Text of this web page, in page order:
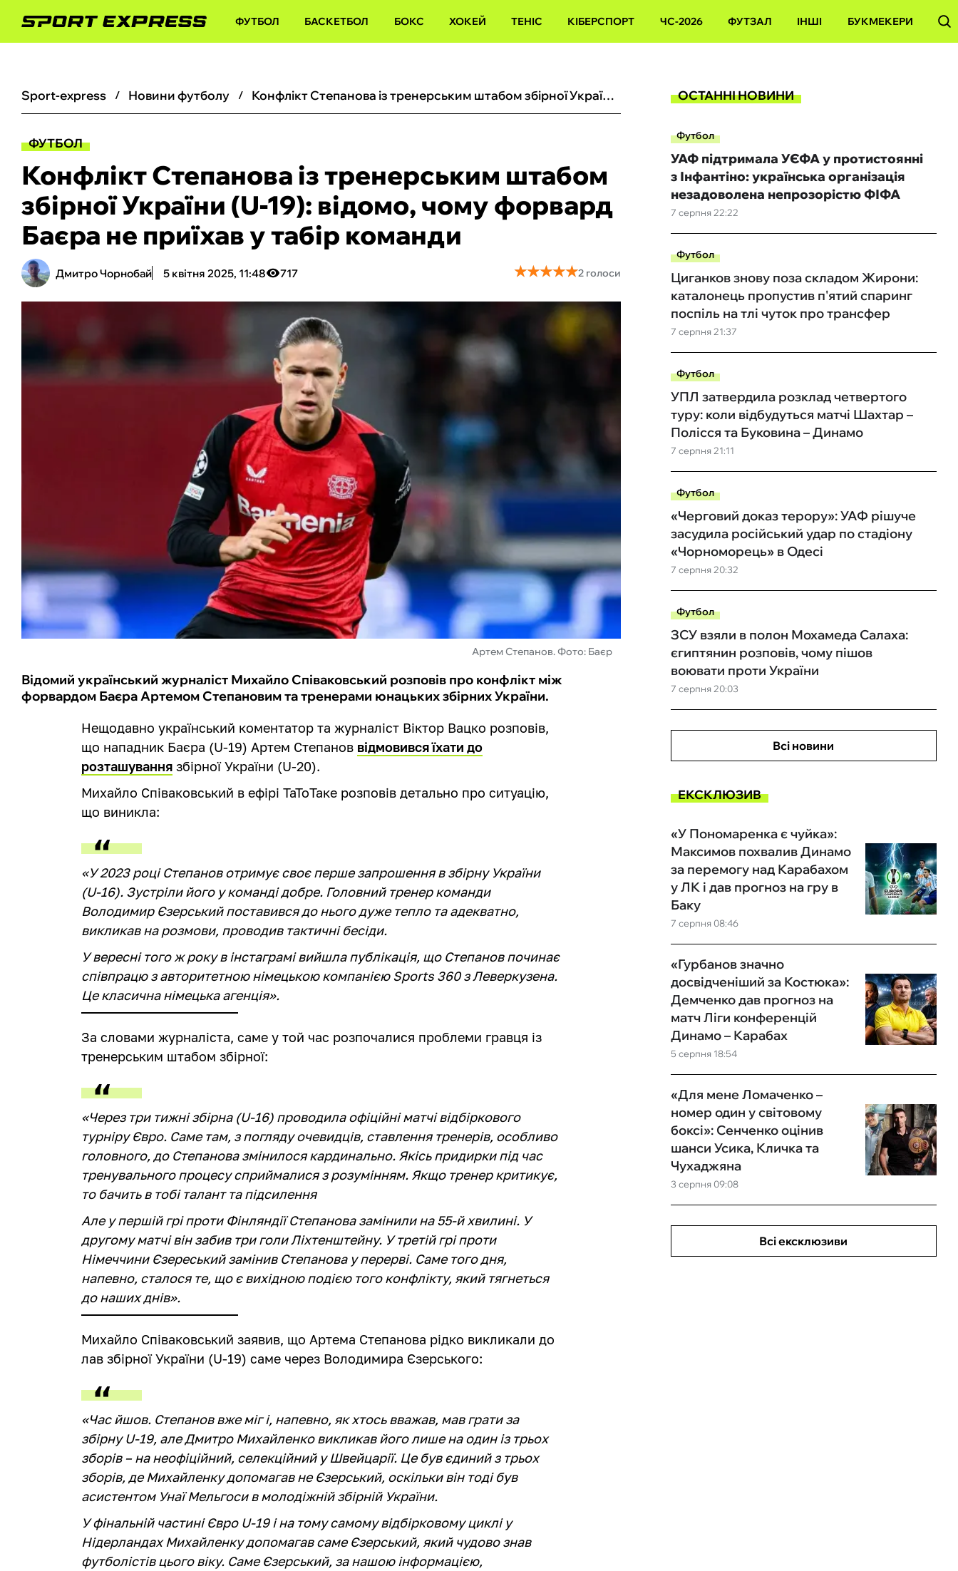
ФУТБОЛ БАСКЕТБОЛ БОКС ХОКЕЙ ТЕНІС КІБЕРСПОРТ ЧС-2026 ФУТЗАЛ ІНШІ БУКМЕКЕРИ
sport-express новини футболу Конфлікт Степанова із тренерським штабом збірної України (U-19): відомо, чому форвард Баєра не приїхав у табір команди
ФУТБОЛ
Конфлікт Степанова із тренерським штабом
збірної України (U-19): відомо, чому форвард
Баєра не приїхав у табір команди
Дмитро Чорнобай 5 квітня 2025, 11:48 717 ★★★★★
★★★★★2 голоси
Артем Степанов. Фото: Баєр
Відомий український журналіст Михайло Співаковський розповів про конфлікт між
форвардом Баєра Артемом Степановим та тренерами юнацьких збірних України.
Нещодавно український коментатор та журналіст Віктор Вацко розповів,
що нападник Баєра (U-19) Артем Степанов відмовився їхати до
розташування збірної України (U-20).
Михайло Співаковський в ефірі ТаТоТаке розповів детально про ситуацію,
що виникла:
«У 2023 році Степанов отримує своє перше запрошення в збірну України
(U-16). Зустріли його у команді добре. Головний тренер команди
Володимир Єзерський поставився до нього дуже тепло та адекватно,
викликав на розмови, проводив тактичні бесіди.
У вересні того ж року в інстаграмі вийшла публікація, що Степанов починає
співпрацю з авторитетною німецькою компанією Sports 360 з Леверкузена.
Це класична німецька агенція».
За словами журналіста, саме у той час розпочалися проблеми гравця із
тренерським штабом збірної:
«Через три тижні збірна (U-16) проводила офіційні матчі відбіркового
турніру Євро. Саме там, з погляду очевидців, ставлення тренерів, особливо
головного, до Степанова змінилося кардинально. Якісь придирки під час
тренувального процесу сприймалися з розумінням. Якщо тренер критикує,
то бачить в тобі талант та підсилення
Але у першій грі проти Фінляндії Степанова замінили на 55-й хвилині. У
другому матчі він забив три голи Ліхтенштейну. У третій грі проти
Німеччини Єзереський замінив Степанова у перерві. Саме того дня,
напевно, сталося те, що є вихідною подією того конфлікту, який тягнеться
до наших днів».
Михайло Співаковський заявив, що Артема Степанова рідко викликали до
лав збірної України (U-19) саме через Володимира Єзерського:
«Час йшов. Степанов вже міг і, напевно, як хтось вважав, мав грати за
збірну U-19, але Дмитро Михайленко викликав його лише на один із трьох
зборів – на неофіційний, селекційний у Швейцарії. Це був єдиний з трьох
зборів, де Михайленку допомагав не Єзерський, оскільки він тоді був
асистентом Унаї Мельгоси в молодіжній збірній України.
У фінальній частині Євро U-19 і на тому самому відбірковому циклі у
Нідерландах Михайленку допомагав саме Єзерський, який чудово знав
футболістів цього віку. Саме Єзерський, за нашою інформацією,
ОСТАННІ НОВИНИ
Футбол
7 серпня 22:22
УАФ підтримала УЄФА у протистоянні
з Інфантіно: українська організація
незадоволена непрозорістю ФІФА
Футбол
7 серпня 21:37
Циганков знову поза складом Жирони:
каталонець пропустив п'ятий спаринг
поспіль на тлі чуток про трансфер
Футбол
7 серпня 21:11
УПЛ затвердила розклад четвертого
туру: коли відбудуться матчі Шахтар –
Полісся та Буковина – Динамо
Футбол
7 серпня 20:32
«Черговий доказ терору»: УАФ рішуче
засудила російський удар по стадіону
«Чорноморець» в Одесі
Футбол
7 серпня 20:03
ЗСУ взяли в полон Мохамеда Салаха:
єгиптянин розповів, чому пішов
воювати проти України
Всі новини
ЕКСКЛЮЗИВ
7 серпня 08:46
«У Пономаренка є чуйка»:
Максимов похвалив Динамо
за перемогу над Карабахом
у ЛК і дав прогноз на гру в
Баку
5 серпня 18:54
«Гурбанов значно
досвідченіший за Костюка»:
Демченко дав прогноз на
матч Ліги конференцій
Динамо – Карабах
3 серпня 09:08
«Для мене Ломаченко –
номер один у світовому
боксі»: Сенченко оцінив
шанси Усика, Кличка та
Чухаджяна
Всі ексклюзиви